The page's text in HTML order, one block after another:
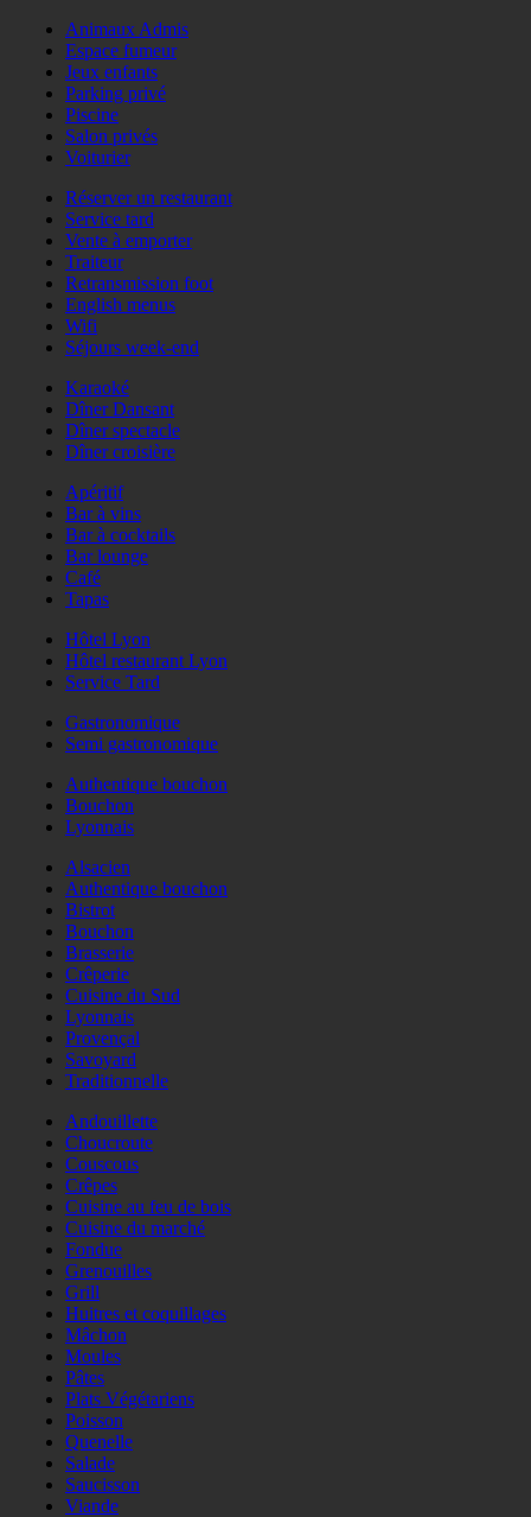
Animaux Admis
Espace fumeur
Jeux enfants
Parking privé
Piscine
Salon privés
Voiturier
Réserver un restaurant
Service tard
Vente à emporter
Traiteur
Retransmission foot
English menus
Wifi
Séjours week-end
Karaoké
Dîner Dansant
Dîner spectacle
Dîner croisière
Apéritif
Bar à vins
Bar à cocktails
Bar lounge
Café
Tapas
Hôtel Lyon
Hôtel restaurant Lyon
Service Tard
Gastronomique
Semi gastronomique
Authentique bouchon
Bouchon
Lyonnais
Alsacien
Authentique bouchon
Bistrot
Bouchon
Brasserie
Crêperie
Cuisine du Sud
Lyonnais
Provençal
Savoyard
Traditionnelle
Andouillette
Choucroute
Couscous
Crêpes
Cuisine au feu de bois
Cuisine du marché
Fondue
Grenouilles
Grill
Huitres et coquillages
Mâchon
Moules
Pâtes
Plats Végétariens
Poisson
Quenelle
Salade
Saucisson
Viande